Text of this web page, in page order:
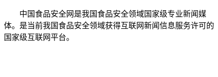
中国食品安全网是我国食品安全领域国家级专业新闻媒
体。是当前我国食品安全领域获得互联网新闻信息服务许可的
国家级互联网平台。